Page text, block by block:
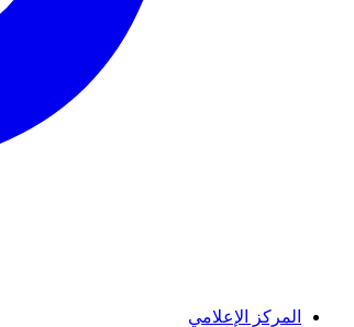
المركز الإعلامي